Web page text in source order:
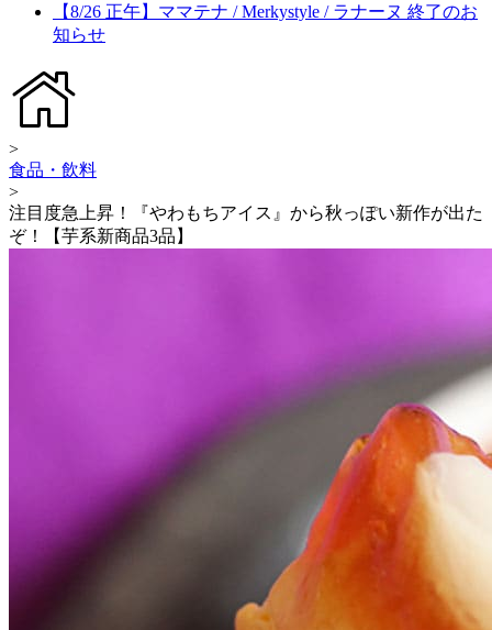
【8/26 正午】ママテナ / Merkystyle / ラナーヌ 終了のお
知らせ
>
食品・飲料
>
注目度急上昇！『やわもちアイス』から秋っぽい新作が出た
ぞ！【芋系新商品3品】